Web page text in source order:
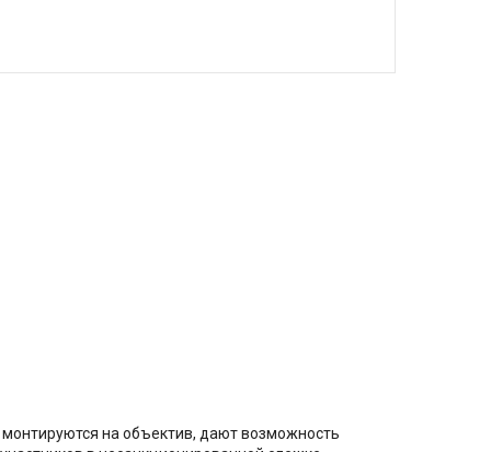
на объектив, дают возможность